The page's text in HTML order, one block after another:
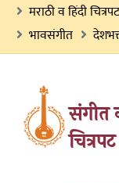
मराठी व हिंदी
भावसंगीत
संगीत